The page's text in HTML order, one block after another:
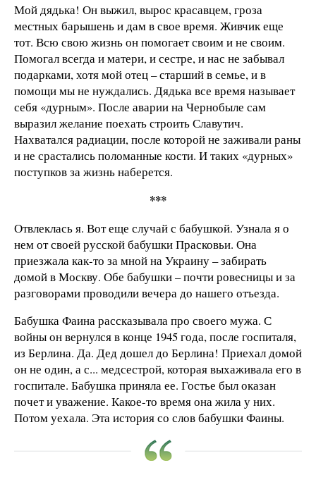
Мой дядька! Он выжил, вырос красавцем, гроза
местных барышень и дам в свое время. Живчик еще
тот. Всю свою жизнь он помогает своим и не своим.
Помогал всегда и матери, и сестре, и нас не забывал
подарками, хотя мой отец – старший в семье, и в
помощи мы не нуждались. Дядька все время называет
себя «дурным». После аварии на Чернобыле сам
выразил желание поехать строить Славутич.
Нахватался радиации, после которой не заживали раны
и не срастались поломанные кости. И таких «дурных»
поступков за жизнь наберется.
***
Отвлеклась я. Вот еще случай с бабушкой. Узнала я о
нем от своей русской бабушки Прасковьи. Она
приезжала как-то за мной на Украину – забирать
домой в Москву. Обе бабушки – почти ровесницы и за
разговорами проводили вечера до нашего отъезда.
Бабушка Фаина рассказывала про своего мужа. С
войны он вернулся в конце 1945 года, после госпиталя,
из Берлина. Да. Дед дошел до Берлина! Приехал домой
он не один, а с... медсестрой, которая выхаживала его в
госпитале. Бабушка приняла ее. Гостье был оказан
почет и уважение. Какое-то время она жила у них.
Потом уехала. Эта история со слов бабушки Фаины.